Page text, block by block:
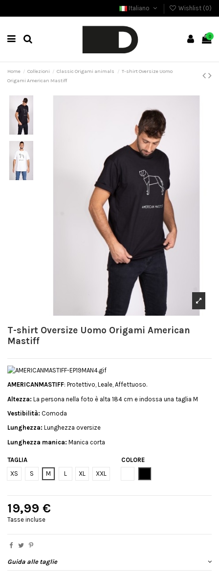
Italiano Wishlist (0)
0
Home Collezioni Classic Origami animals
T-shirt Oversize Uomo
Origami American Mastiff
T-shirt Oversize Uomo Origami American
Mastiff
AMERICANMASTIFF: Protettivo, Leale, Affettuoso.
Altezza: La persona nella foto è alta 184 cm e indossa una taglia M
Vestibilità: Comoda
Lunghezza: Lunghezza oversize
Lunghezza manica: Manica corta
TAGLIA
XS
S M L XL XXL
COLORE
19,99 €
Tasse incluse
Guida alle taglie